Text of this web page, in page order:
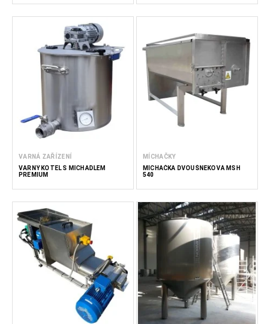
VARNÁ ZAŘÍZENÍ
VARNÝ KOTEL S MÍCHADLEM
PREMIUM
MÍCHAČKY
MÍCHAČKA DVOUŠNEKOVÁ MSH
540